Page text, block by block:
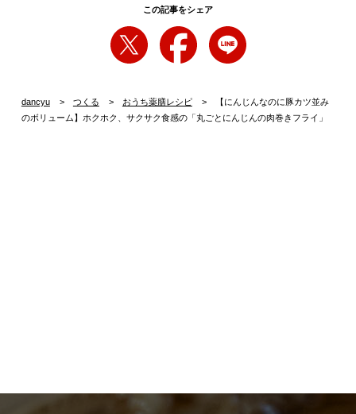
この記事をシェア
dancyu つくる おうち薬膳レシピ
【にんじんなのに豚カツ並み
のボリューム】ホクホク、サクサク食感の「丸ごとにんじんの肉巻きフライ」